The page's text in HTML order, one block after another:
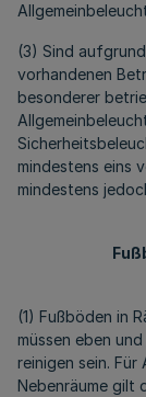
(3) Sind
vorhandenen
besonderer
mindestens eins
mindestens
(1) Fußböden in
müssen eben
reinigen sein.
Nebenräume gilt